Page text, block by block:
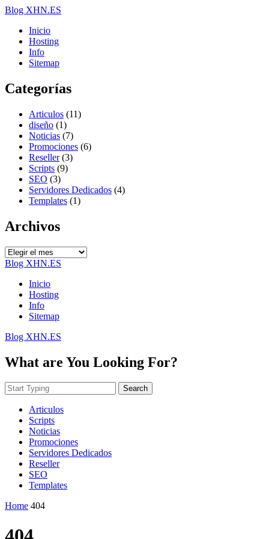
Blog XHN.ES
Inicio
Hosting
Info
Sitemap
Categorías
Articulos (11)
diseño (1)
Noticias (7)
Promociones (6)
Reseller(3)
Scripts (9)
SEO (3)
Servidores Dedicados (4)
Templates (1)
Archivos
Archivos
Blog XHN.ES
Inicio
Hosting
Info
Sitemap
Blog XHN.ES
What are You Looking For?
Search
Articulos
Scripts
Noticias
Promociones
Servidores Dedicados
Reseller
SEO
Templates
Home 404